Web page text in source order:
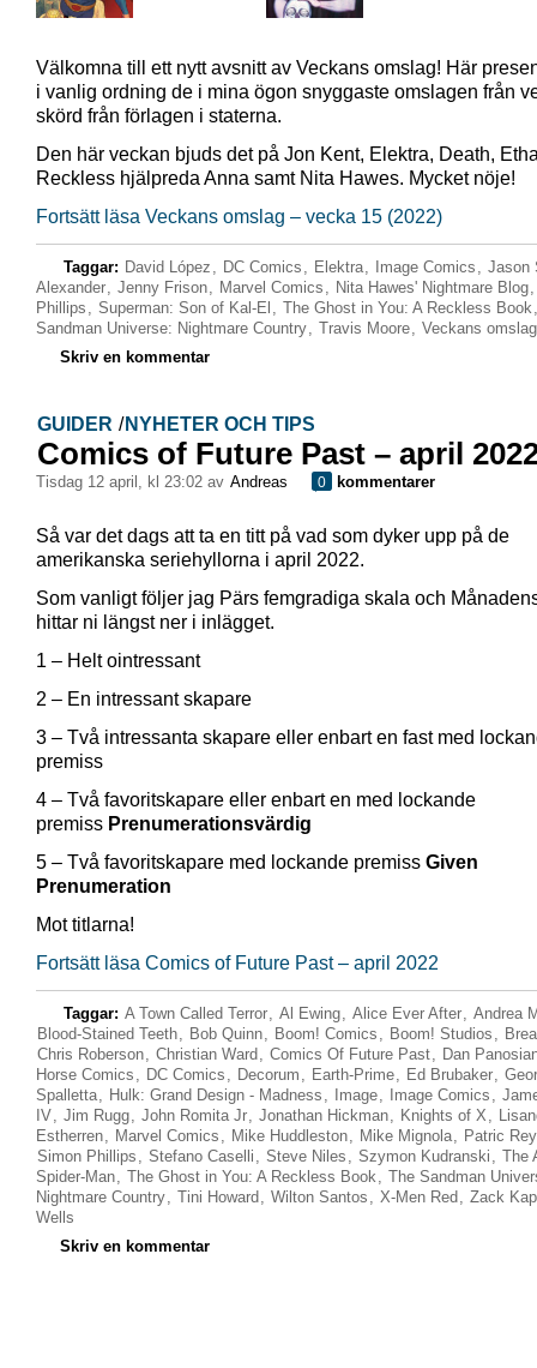
Välkomna till ett nytt avsnitt av Veckans omslag! Här
i vanlig ordning de i mina ögon snyggaste omslagen från
skörd från förlagen i staterna.
Den här veckan bjuds det på Jon Kent, Elektra, Death,
Reckless hjälpreda Anna samt Nita Hawes. Mycket nöje!
Fortsätt läsa Veckans omslag – vecka 15 (2022)
Taggar: David López , DC Comics , Elektra, Image Comics , Jason
Alexander, Jenny Frison, Marvel Comics , Nita Hawes' Nightmare Blog
Phillips , Superman: Son of Kal-El , The Ghost in You: A Reckless Book
Sandman Universe: Nightmare Country, Travis Moore, Veckans omslag
Skriv en kommentar
GUIDER / NYHETER OCH TIPS
Comics of Future Past – april
tisdag 12 april, kl 23:02 av Andreas 0 kommentarer
Så var det dags att ta en titt på vad som dyker upp på de
amerikanska seriehyllorna i april 2022.
Som vanligt följer jag Pärs femgradiga skala och
hittar ni längst ner i inlägget.
1 – Helt ointressant
2 – En intressant skapare
3 – Två intressanta skapare eller enbart en fast med
premiss
4 – Två favoritskapare eller enbart en med lockande
premiss Prenumerationsvärdig
5 – Två favoritskapare med lockande premiss Given
Prenumeration
Mot titlarna!
Fortsätt läsa Comics of Future Past – april 2022
Taggar: A Town Called Terror, Al Ewing, Alice Ever After, Andrea
Blood-Stained Teeth, Bob Quinn, Boom! Comics , Boom! Studios ,
Chris Roberson, Christian Ward , Comics Of Future Past, Dan
Horse Comics , DC Comics , Decorum , Earth-Prime, Ed Brubaker,
Spalletta, Hulk: Grand Design - Madness , Image, Image Comics ,
IV, Jim Rugg, John Romita Jr, Jonathan Hickman, Knights of X ,
Estherren, Marvel Comics , Mike Huddleston, Mike Mignola, Patric
Simon Phillips , Stefano Caselli , Steve Niles , Szymon Kudranski , The
Spider-Man, The Ghost in You: A Reckless Book, The Sandman
Nightmare Country, Tini Howard , Wilton Santos , X-Men Red , Zack
Wells
Skriv en kommentar